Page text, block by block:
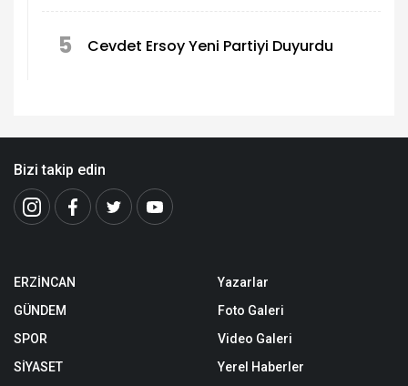
5 Cevdet Ersoy Yeni Partiyi Duyurdu
Bizi takip edin
ERZİNCAN
GÜNDEM
SPOR
SİYASET
Yazarlar
Foto Galeri
Video Galeri
Yerel Haberler